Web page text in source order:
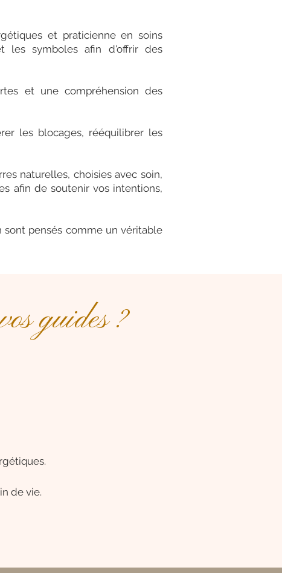
et praticienne en soins
les symboles afin d'offrir des
et une compréhension des
les blocages, rééquilibrer les
naturelles, choisies avec soin,
afin de soutenir vos intentions,
sont pensés comme un véritable
guides ?
de vie.